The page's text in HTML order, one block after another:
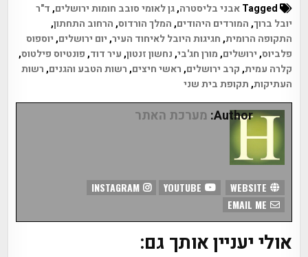
אבני בליסטרה,גן לאומי סובב חומות ירושלים,ד"ר
יובל ברוך,המורדים היהודים,המלך הורדוס,הרחוב התחתון,
התקופה הרומית,חגיגות היובל לאיחוד העיר,יום ירושלים,יוספוס
פלביוס,ירושלים,מורן חג'בי,נחשון זנטון,עיר דוד,פונטיוס פילטוס,
קלרה עמית,קרב ירושלים,ראשי חיצים,רשות הטבע והגנים,רשות
העתיקות,תקופת בית שני
Author: מערכת האתר
INSTAGRAM
אולי יעניין אותך גם: